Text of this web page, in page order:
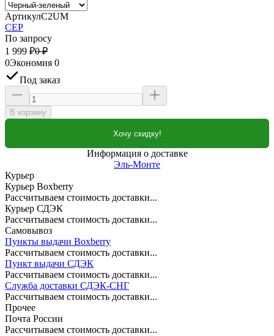
АртикулC2UM
CEP
По запросу
1 999 ₽0 ₽
0Экономия 0
Под заказ
В корзину
Хочу скидку!
Информация о доставке
Эль-Монте
Курьер
Курьер Boxberry
Рассчитываем стоимость доставки...
Курьер СДЭК
Рассчитываем стоимость доставки...
Самовывоз
Пункты выдачи Boxberry
Рассчитываем стоимость доставки...
Пункт выдачи СДЭК
Рассчитываем стоимость доставки...
Служба доставки СДЭК-СНГ
Рассчитываем стоимость доставки...
Прочее
Почта России
Рассчитываем стоимость доставки...